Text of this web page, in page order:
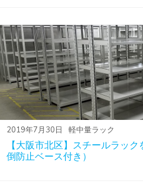
2019年7月30日 軽中量ラック
【大阪市北区】スチールラッ
倒防止ベース付き）